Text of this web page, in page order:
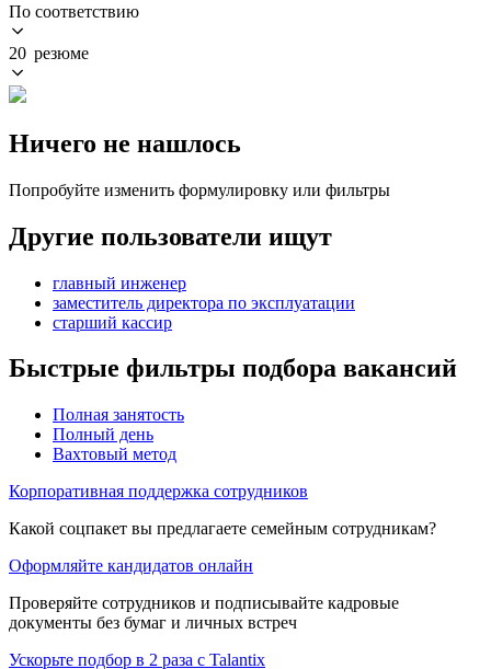
По соответствию
20 резюме
Ничего не нашлось
Попробуйте изменить формулировку или фильтры
Другие пользователи ищут
главный инженер
заместитель директора по эксплуатации
старший кассир
Быстрые фильтры подбора вакансий
Полная занятость
Полный день
Вахтовый метод
Корпоративная поддержка сотрудников
Какой соцпакет вы предлагаете семейным сотрудникам?
Оформляйте кандидатов онлайн
Проверяйте сотрудников и подписывайте кадровые
документы без бумаг и личных встреч
Ускорьте подбор в 2 раза с Talantix